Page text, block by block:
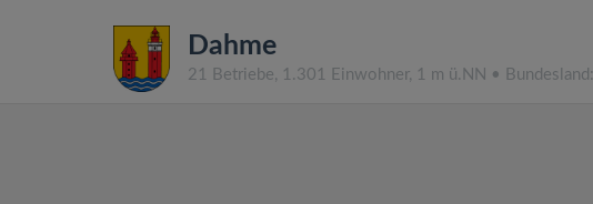
Dahme
21 Betriebe, 1.301 Einwohner, 1 m ü.NN • Bundesland: